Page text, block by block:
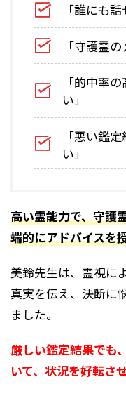
「誰にも
「守護霊
「的中率
い」
「悪い鑑
い」
高い霊能力で、守護
端的にアドバイスを
美鈴先生は、霊視に
真実を伝え、決断に
ました。
厳しい鑑定結果でも
いて、状況を好転さ